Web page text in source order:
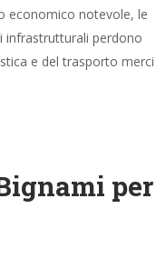
economico notevole, le
infrastrutturali perdono
e del trasporto merci
per